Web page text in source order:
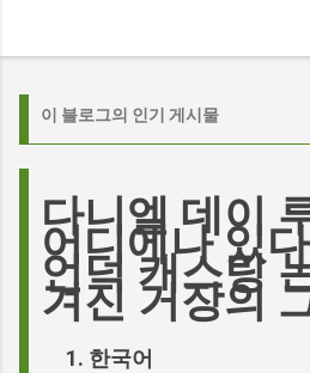
이 블로그의 인기 게시물
다니엘 데이
어디에나 있
언덕 캐스팅
겨진 거장의
한국어